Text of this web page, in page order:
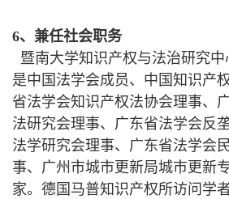
6、兼任社会职务
暨南大学知识产权与法治研究
是中国法学会成员、中国知识产
省法学会知识产权法协会理事、
法研究会理事、广东省法学会反
法学研究会理事、广东省法学会
事、广州市城市更新局城市更新
家。德国马普知识产权所访问学者